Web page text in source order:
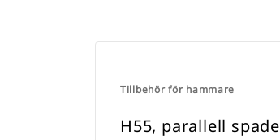
Tillbehör för hammare
H55, parallell spade